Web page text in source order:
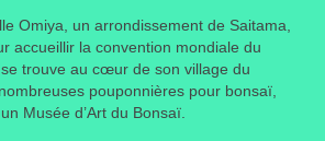
Omiya, un arrondissement de Saitama,
accueillir la convention mondiale du
trouve au cœur de son village du
pouponnières pour bonsaï,
Musée d’Art du Bonsaï.